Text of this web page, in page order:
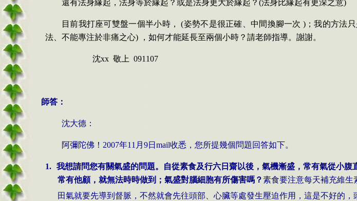
還有法身緣起，法身等於緣起？或是法身更大於緣起？ (法身比緣起有更深之意)
目前我打座可雙盤一個半小時， (姿勢不是很正確、中間換腳一次 ) ；我的方法
法、不能專注於非痛之心) ，如何才能延長至兩個小時？請老師指導。謝謝。
沈xx 敬上 091107
師答：
沈大德：
阿彌陀佛！ 2007年11 月 9日 mail收悉，您所提幾個問題回答如下。
1. 我想請問您有關氣盛的問題。自從素食及行六日齋以後，氣機漸盛，常有氣從小腹
常有他顧，就無法時時做到；氣盛對腦細胞有所傷害嗎？素食要注意每天補充維生
田氣就要先導到督脈，不然就會先往頭部、心臟等處發生壓迫作用，這是不好的